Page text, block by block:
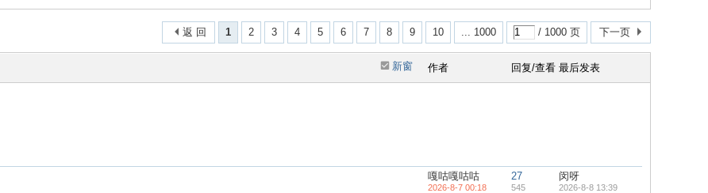
1 2 3 4 5 6 7 8 9 10 ... 1000 / 1000 页 下一页
返 回
新窗 作者 回复/查看 最后发表
嘎咕嘎咕咕
2026-8-7 00:18
27
545
闵呀
2026-8-8 13:39